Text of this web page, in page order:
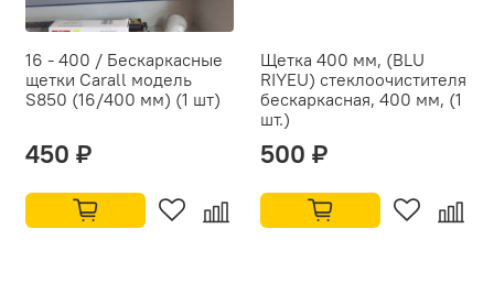
16 - 400 / Бескаркасные
щетки Carall модель
S850 (16/400 мм) (1 шт)
450 ₽
Щетка 400 мм, (BLU
RIYEU) стеклоочистителя
бескаркасная, 400 мм, (1
шт.)
500 ₽